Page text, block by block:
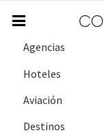
Agencias
Hoteles
Aviación
Destinos